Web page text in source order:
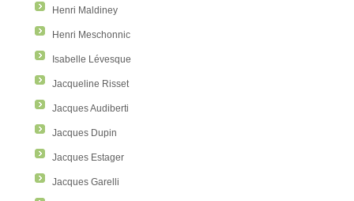
Henri Maldiney
Henri Meschonnic
Isabelle Lévesque
Jacqueline Risset
Jacques Audiberti
Jacques Dupin
Jacques Estager
Jacques Garelli